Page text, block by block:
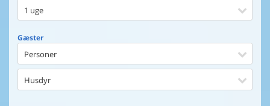
1 uge
Gæster
Personer
Husdyr